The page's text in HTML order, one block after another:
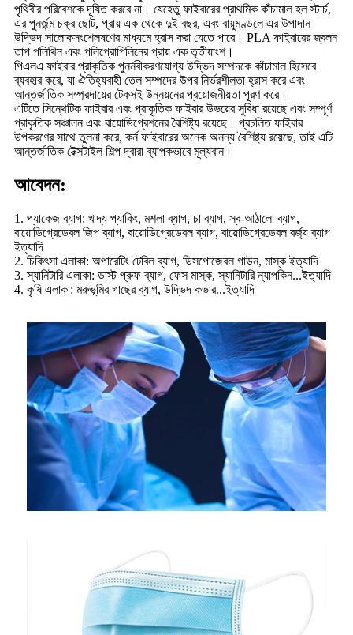
পৃথিবীর পরিবেশকে দূষিত করবে না। যেহেতু ফাইবারের প্রাথমিক কাঁচামাল হল স্টার্চ,
এর পুনর্জন্ম চক্র ছোট, প্রায় এক থেকে দুই বছর, এবং বায়ুমণ্ডলে এর উপাদান
উদ্ভিদ সালোকসংশ্লেষণের মাধ্যমে হ্রাস করা যেতে পারে। PLA ফাইবারের জ্বলন
তাপ পলিথিন এবং পলিপ্রোপিলিনের প্রায় এক তৃতীয়াংশ।
পিএলএ ফাইবার প্রাকৃতিক পুনর্নবীকরণযোগ্য উদ্ভিদ সম্পদকে কাঁচামাল হিসেবে
ব্যবহার করে, যা ঐতিহ্যবাহী তেল সম্পদের উপর নির্ভরশীলতা হ্রাস করে এবং
আন্তর্জাতিক সম্প্রদায়ের টেকসই উন্নয়নের প্রয়োজনীয়তা পূরণ করে।
এটিতে সিন্থেটিক ফাইবার এবং প্রাকৃতিক ফাইবার উভয়ের সুবিধা রয়েছে এবং সম্পূর্ণ
প্রাকৃতিক সঞ্চালন এবং বায়োডিগ্রেশনের বৈশিষ্ট্য রয়েছে। প্রচলিত ফাইবার
উপকরণের সাথে তুলনা করে, কর্ন ফাইবারের অনেক অনন্য বৈশিষ্ট্য রয়েছে, তাই এটি
আন্তর্জাতিক টেক্সটাইল শিল্প দ্বারা ব্যাপকভাবে মূল্যবান।
আবেদন:
1. প্যাকেজ ব্যাগ: খাদ্য প্যাকিং, মশলা ব্যাগ, চা ব্যাগ, স্ব-আঠালো ব্যাগ,
বায়োডিগ্রেডেবল জিপ ব্যাগ, বায়োডিগ্রেডেবল ব্যাগ, বায়োডিগ্রেডেবল বর্জ্য ব্যাগ
ইত্যাদি
2. চিকিৎসা এলাকা: অপারেটিং টেবিল ব্যাগ, ডিসপোজেবল গাউন, মাস্ক ইত্যাদি
3. স্যানিটারি এলাকা: ডাস্ট প্রুফ ব্যাগ, ফেস মাস্ক, স্যানিটারি ন্যাপকিন...ইত্যাদি
4. কৃষি এলাকা: মরুভূমির গাছের ব্যাগ, উদ্ভিদ কভার...ইত্যাদি